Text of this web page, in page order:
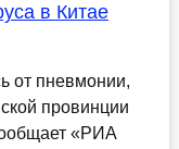
в Китае
от пневмонии,
провинции
«РИА